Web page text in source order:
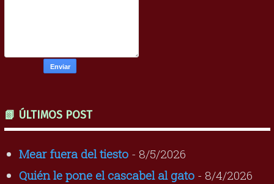
📗 ÚLTIMOS POST
Mear fuera del tiesto- 8/5/2026
Quién le pone el cascabel al gato- 8/4/2026